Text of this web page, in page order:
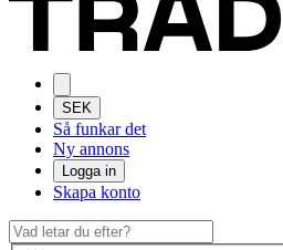
SEK
Så funkar det
Ny annons
Logga in
Skapa konto